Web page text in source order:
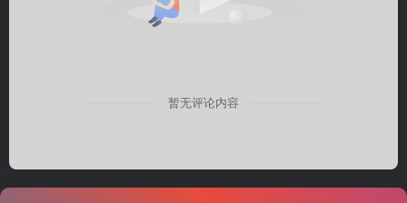
暂无评论内容